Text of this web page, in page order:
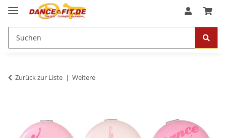
Zurück zur Liste Weitere